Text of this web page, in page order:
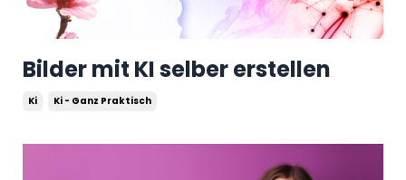
Bilder mit KI selber erstellen
Ki Ki - Ganz Praktisch